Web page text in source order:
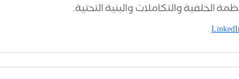
الخلفية والتكاملات والبنية التحتية.